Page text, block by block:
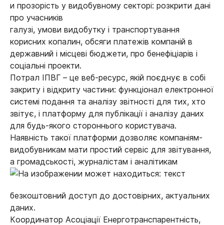
и прозорість у видобувному секторі: розкрити дані
про учасників
галузі, умови видобутку і транспортування
корисних копалин, обсяги платежів компаній в
державний і місцеві бюджети, про бенефіціарів і
соціальні проекти.
Потрал ІПВГ – це веб-ресурс, якій поєднує в собі
закриту і відкриту частини: функціонал електронної
системі подання та аналізу звітності для тих, хто
звітує, і платформу для публікації і аналізу даних
для будь-якого стороннього користувача.
Наявність такої платформи дозволяє компаніям-
видобувникам мати простий сервіс для звітування,
а громадськості, журналістам і аналітикам
безкоштовний доступ до достовірних, актуальних
даних.
Координатор Асоціації Енерготранспарентність,